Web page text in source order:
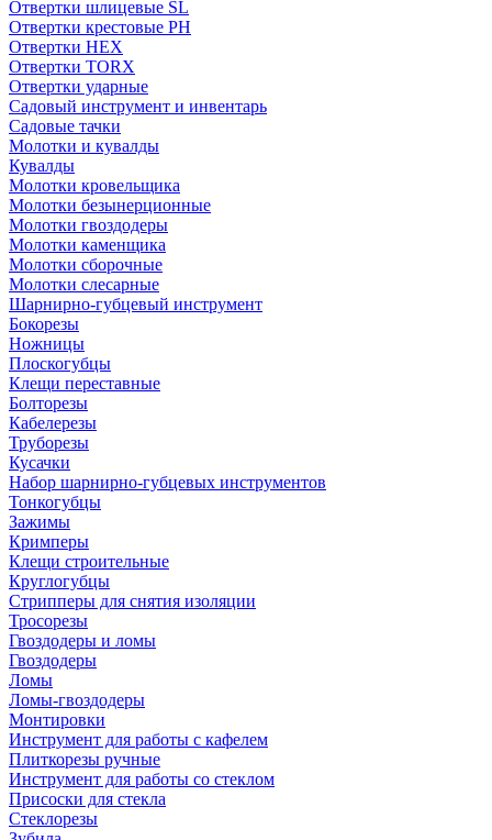
Отвертки шлицевые SL
Отвертки крестовые PH
Отвертки HEX
Отвертки TORX
Отвертки ударные
Садовый инструмент и инвентарь
Садовые тачки
Молотки и кувалды
Кувалды
Молотки кровельщика
Молотки безынерционные
Молотки гвоздодеры
Молотки каменщика
Молотки сборочные
Молотки слесарные
Шарнирно-губцевый инструмент
Бокорезы
Ножницы
Плоскогубцы
Клещи переставные
Болторезы
Кабелерезы
Труборезы
Кусачки
Набор шарнирно-губцевых инструментов
Тонкогубцы
Зажимы
Кримперы
Клещи строительные
Круглогубцы
Стрипперы для снятия изоляции
Тросорезы
Гвоздодеры и ломы
Гвоздодеры
Ломы
Ломы-гвоздодеры
Монтировки
Инструмент для работы с кафелем
Плиткорезы ручные
Инструмент для работы со стеклом
Присоски для стекла
Стеклорезы